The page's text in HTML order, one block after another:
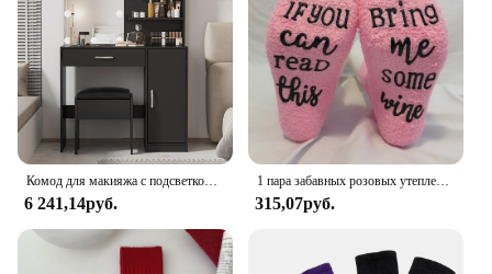
Комод для макияжа с подсветкой, туалетный столик с зеркалом и подсветкой, большой ящик и двухъярусный шкаф для хранения вещей, белый/черный
6 241,14руб.
1 пара забавных розовых утепленных женских носков с надписью «Если вы можете прочитать это, принесите мне немного вина», мягкая и удобная грелка
315,07руб.